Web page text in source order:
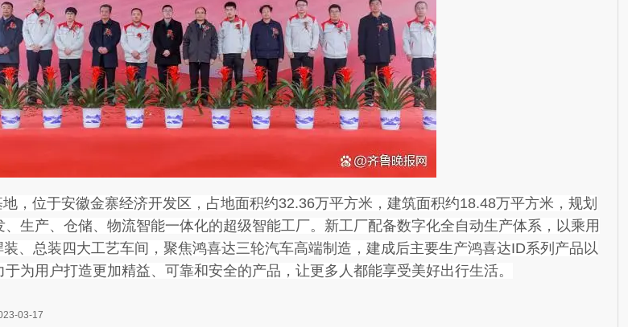
位于安徽金寨经济开发区，占地面积约32.36万平方米，建筑面积约18.48万平方米，规划
生产、仓储、物流智能一体化的超级智能工厂。新工厂配备数字化全自动生产体系，以乘用
、总装四大工艺车间，聚焦鸿喜达三轮汽车高端制造，建成后主要生产鸿喜达ID系列产品以
为用户打造更加精益、可靠和安全的产品，让更多人都能享受美好出行生活。
03-17